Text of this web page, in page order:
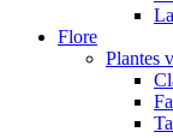
Flore
Plantes